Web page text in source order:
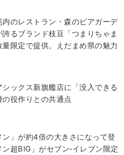
内のレストラン・森のビアガーデ
誇るブランド枝豆「つまりちゃま
限定で提供。えだまめ県の魅力
ックス新旗艦店に「没入できる
役作りとの共通点
ン」が約4倍の大きさになって登
超BIG」がセブン‐イレブン限定